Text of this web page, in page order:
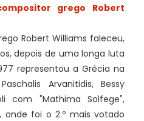
grego Robert
Robert Williams faleceu,
depois de uma longa luta
representou a Grécia na
Arvanitidis, Bessy
com "Mathima Solfege",
onde foi o 2.º mais votado